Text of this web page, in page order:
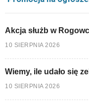
Akcja służb w
10 SIERPNIA 2026
Wiemy, ile udało się
10 SIERPNIA 2026